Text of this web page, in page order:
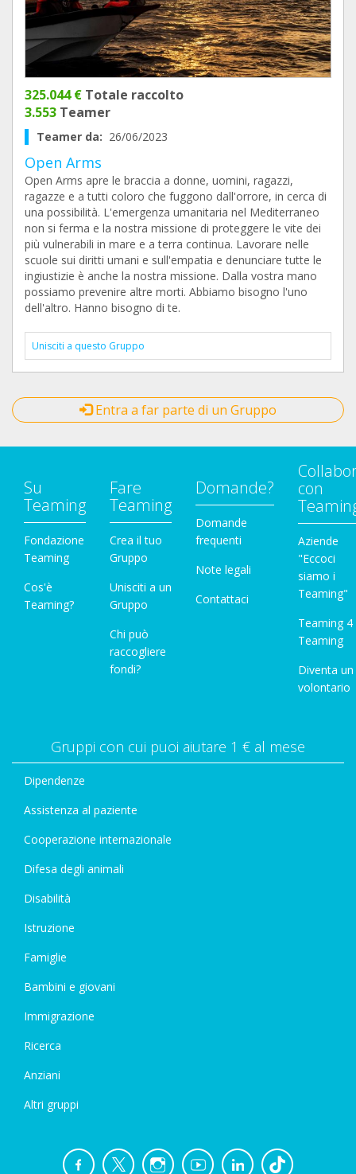
325.044 € Totale raccolto
3.553 Teamer
Teamer da: 26/06/2023
Open Arms
Open Arms apre le braccia a donne, uomini, ragazzi,
ragazze e a tutti coloro che fuggono dall'orrore, in cerca di
una possibilità. L'emergenza umanitaria nel Mediterraneo
non si ferma e la nostra missione di proteggere le vite dei
più vulnerabili in mare e a terra continua. Lavorare nelle
scuole sui diritti umani e sull'empatia e denunciare tutte le
ingiustizie è anche la nostra missione. Dalla vostra mano
possiamo prevenire altre morti. Abbiamo bisogno l'uno
dell'altro. Hanno bisogno di te.
Unisciti a questo Gruppo
Entra a far parte di un Gruppo
Su
Teaming
Fondazione
Teaming
Cos'è
Teaming?
Fare
Teaming
Crea il tuo
Gruppo
Unisciti a un
Gruppo
Chi può
raccogliere
fondi?
Domande?
Domande
frequenti
Note legali
Contattaci
con
Aziende
"Eccoci
siamo i
Teaming"
Teaming 4
Teaming
Diventa un
volontario
Gruppi con cui puoi aiutare 1 € al mese
Dipendenze
Assistenza al paziente
Cooperazione internazionale
Difesa degli animali
Disabilità
Istruzione
Famiglie
Bambini e giovani
Immigrazione
Ricerca
Anziani
Altri gruppi